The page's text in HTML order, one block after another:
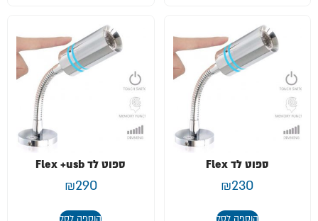
ספוט לד Flex
₪230
ספוט לד Flex +usb
₪290